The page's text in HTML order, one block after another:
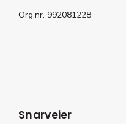
Org.nr. 992081228
Snarveier